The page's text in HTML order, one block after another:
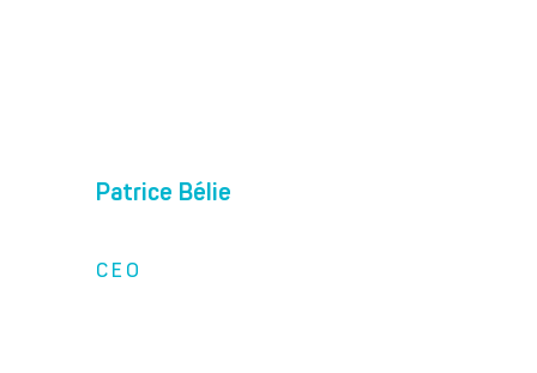
Patrice Bélie
CEO